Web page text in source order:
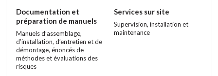
Documentation et
préparation de manuels
Manuels d’assemblage,
d’installation, d’entretien et de
démontage, énoncés de
méthodes et évaluations des
risques
Services sur site
Supervision, installation et
maintenance